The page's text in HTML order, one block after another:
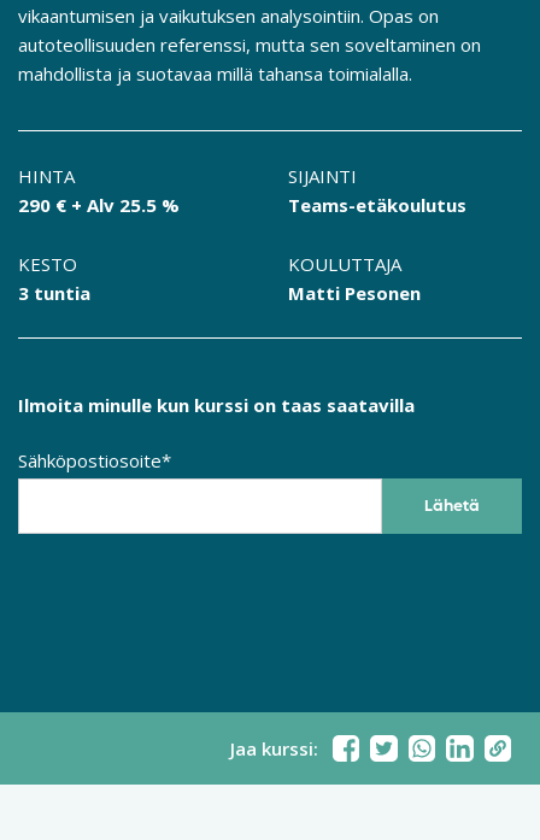
vikaantumisen ja vaikutuksen analysointiin. Opas on
autoteollisuuden referenssi, mutta sen soveltaminen on
mahdollista ja suotavaa millä tahansa toimialalla.
HINTA
290 € + Alv 25.5 %
SIJAINTI
Teams-etäkoulutus
KESTO
3 tuntia
KOULUTTAJA
Matti Pesonen
Ilmoita minulle kun kurssi on taas saatavilla
Sähköpostiosoite*
Jaa kurssi: